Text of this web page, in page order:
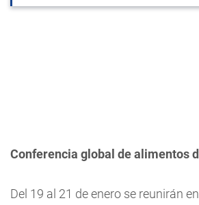
Conferencia global de alimentos
Del 19 al 21 de enero se reunirán